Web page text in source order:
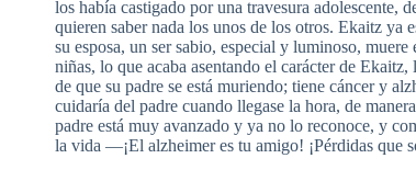
los había castigado por una travesura adolescente,
quieren saber nada los unos de los otros. Ekaitz ya
su esposa, un ser sabio, especial y luminoso,
niñas, lo que acaba asentando el carácter de
de que su padre se está muriendo; tiene cáncer y
cuidaría del padre cuando llegase la hora, de
padre está muy avanzado y ya no lo reconoce, y
la vida —¡El alzheimer es tu amigo! ¡Pérdidas que